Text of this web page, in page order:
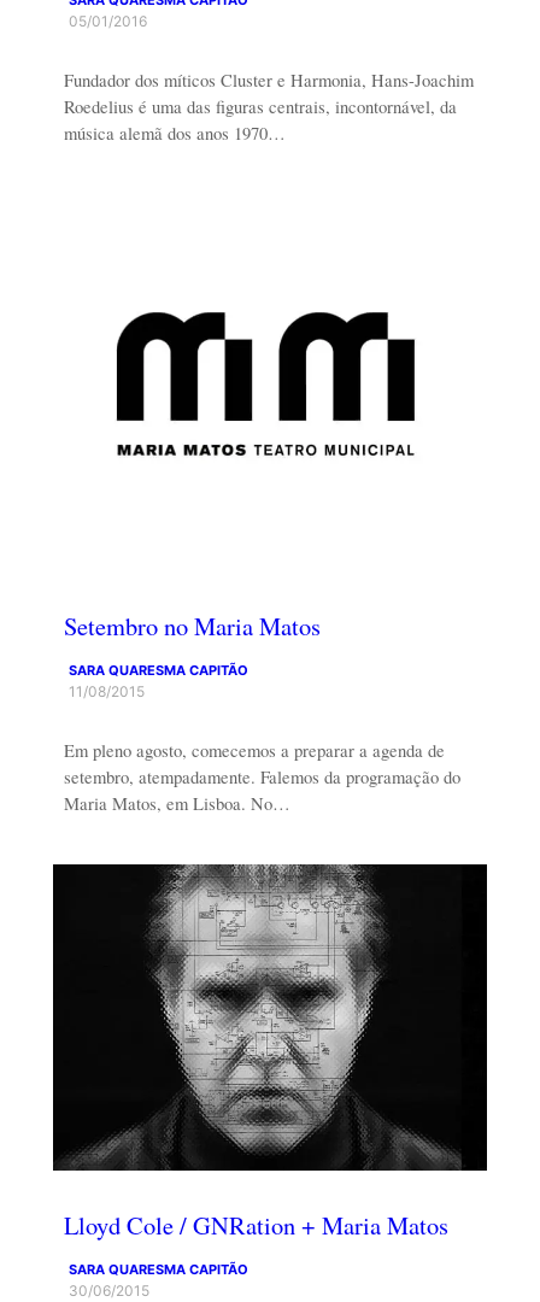
05/01/2016
Fundador dos míticos Cluster e Harmonia, Hans-Joachim
Roedelius é uma das figuras centrais, incontornável, da
música alemã dos anos 1970…
Setembro no Maria Matos
SARA QUARESMA CAPITÃO
11/08/2015
Em pleno agosto, comecemos a preparar a agenda de
setembro, atempadamente. Falemos da programação do
Maria Matos, em Lisboa. No…
Lloyd Cole / GNRation + Maria Matos
SARA QUARESMA CAPITÃO
30/06/2015